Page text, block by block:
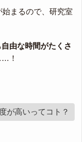
始まるので、研究室
由な時間がたくさ
！
が高いってコト？